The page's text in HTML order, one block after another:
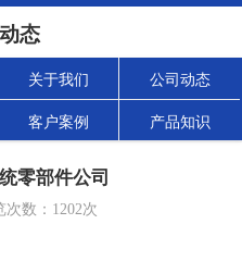
态
关于我们 公司动态
客户案例 产品知识
零部件公司
次数： 1202次